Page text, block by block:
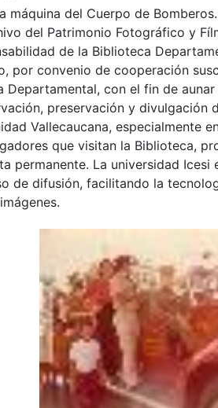
máquina del Cuerpo de
del Patrimonio Fotográfico y
de la Biblioteca
por convenio de cooperación
Departamental, con el fin de
preservación y divulgación
Vallecaucana, especialmente
que visitan la Biblioteca,
permanente. La universidad Icesi
de difusión, facilitando la